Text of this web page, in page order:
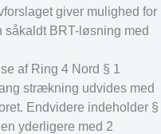
giver mulighed for
såkaldt BRT-løsning med
af Ring 4 Nord § 1
strækning udvides med
Endvidere indeholder §
yderligere med 2